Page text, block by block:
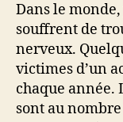
Dans le
souffrent de
nerveux.
victimes d’un
chaque année.
sont au